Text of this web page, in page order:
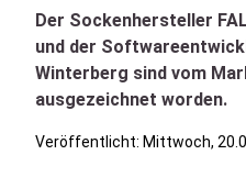
Der Sockenhersteller
und der
Winterberg sind vom
ausgezeichnet worden.
Veröffentlicht: Mittwoch,